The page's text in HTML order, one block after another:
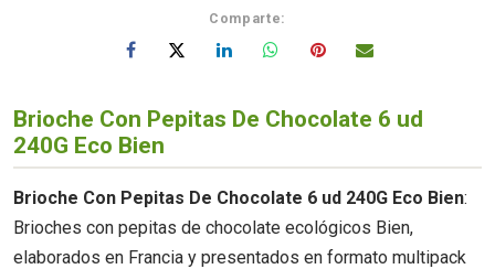
Comparte:
Brioche Con Pepitas De Chocolate 6 ud
240G Eco Bien
Brioche Con Pepitas De Chocolate 6 ud 240G Eco Bien:
Brioches con pepitas de chocolate ecológicos Bien,
elaborados en Francia y presentados en formato multipack